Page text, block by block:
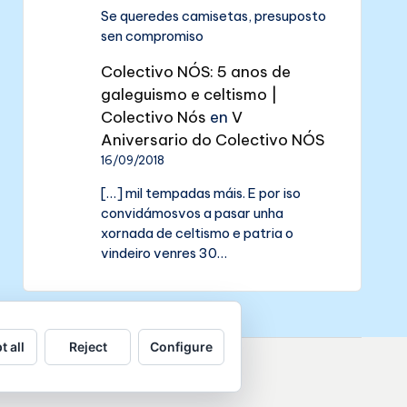
Se queredes camisetas, presuposto
sen compromiso
Colectivo NÓS: 5 anos de
galeguismo e celtismo |
Colectivo Nós enV
Aniversario do Colectivo NÓS
16/09/2018
[…] mil tempadas máis. E por iso
convidámosvos a pasar unha
xornada de celtismo e patria o
vindeiro venres 30…
all Reject Configure